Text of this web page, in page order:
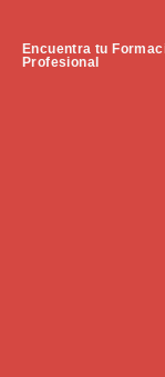
Encuentra tu
Profesional